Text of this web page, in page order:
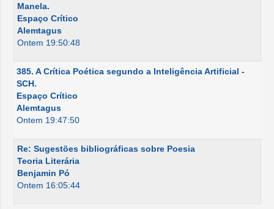
Manela.
Espaço Crítico
Alemtagus
Ontem 19:50:48
385. A Crítica Poética segundo a Inteligência Artificial -
SCH.
Espaço Crítico
Alemtagus
Ontem 19:47:50
Re: Sugestões bibliográficas sobre Poesia
Teoria Literária
Benjamin Pó
Ontem 16:05:44